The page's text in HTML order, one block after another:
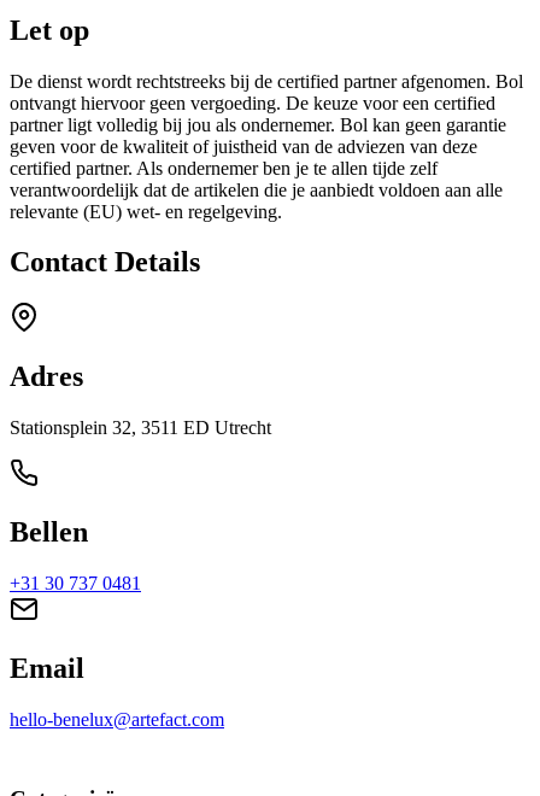
Let op
De dienst wordt rechtstreeks bij de certified partner afgenomen. Bol
ontvangt hiervoor geen vergoeding. De keuze voor een certified
partner ligt volledig bij jou als ondernemer. Bol kan geen garantie
geven voor de kwaliteit of juistheid van de adviezen van deze
certified partner. Als ondernemer ben je te allen tijde zelf
verantwoordelijk dat de artikelen die je aanbiedt voldoen aan alle
relevante (EU) wet- en regelgeving.
Contact Details
Adres
Stationsplein 32, 3511 ED Utrecht
Bellen
+31 30 737 0481
Email
hello-benelux@artefact.com